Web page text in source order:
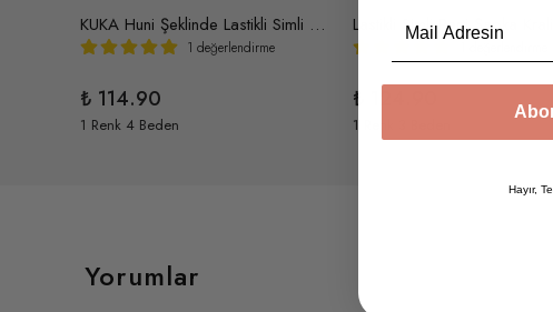
KUKA Huni Şeklinde Lastikli Simli Parti Şapka Doğum Günü Tacı (Altın-Pudra)
1 değerlendirme
₺ 114.90
1 Renk 4 Beden
₺ 124.90
1 Renk 3 Beden
Yorumlar
Hayır,